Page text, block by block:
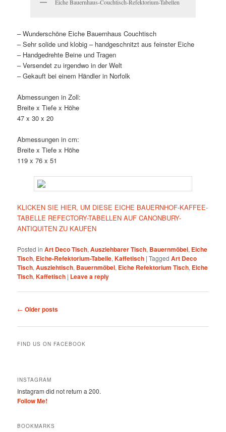
Eiche Bauernhaus-Couchtisch-Refektorium-Tabellen
– Wunderschöne Eiche Bauernhaus Couchtisch
– Sehr solide und klobig – handgeschnitzt aus feinster Eiche
– Handgedrehte Beine und Tragen
– Versendet zu irgendwo in der Welt
– Gekauft bei einem Händler in Norfolk
Abmessungen in Zoll:
Breite x Tiefe x Höhe
47 x 30 x 20
Abmessungen in cm:
Breite x Tiefe x Höhe
119 x 76 x 51
KLICKEN SIE HIER, UM DIESE EICHE BAUERNHOF-KAFFEE-
TABELLE REFECTORY-TABELLEN AUF CANONBURY-
ANTIQUITEN ZU KAUFEN
Posted in Art Deco Tisch,Ausziehbarer Tisch, Bauernmöbel, Eiche
Tisch, Eiche-Refektorium-Tabelle,Kaffetisch |Tagged Art Deco
Tisch,Ausziehtisch, Bauernmöbel, Eiche Refektorium Tisch, Eiche
Tisch,Kaffetisch | Leave a reply
Post
← Older posts
FIND US ON FACEBOOK
INSTAGRAM
Instagram did not return a 200.
Follow Me!
BOOKMARKS